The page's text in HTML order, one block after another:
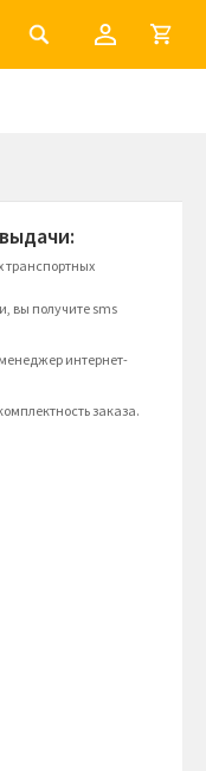
транспортных
вы получите sms
интернет-
заказа.